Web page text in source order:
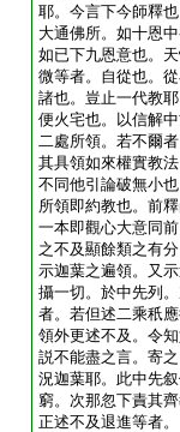
耶。今言下今師釋
大通佛所。如十恩
如已下九恩意也。
微等者。自從也。
諸也。豈止一代教
便火宅也。以信解
二處所領。若不爾
其具領如來權實教
不同他引論破無小
所領即約教也。前
一本即觀心大意同
之不及顯餘類之有
示迦葉之遍領。又
攝一切。於中先列
者。若但述二乘秖
領外更述不及。令
説不能盡之言。寄
況迦葉耶。此中先
窮。次那忽下責其
正述不及退進等者